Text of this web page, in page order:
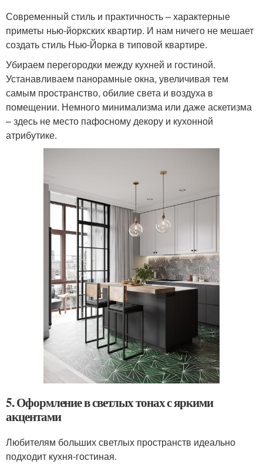
Современный стиль и практичность – характерные
приметы нью-йоркских квартир. И нам ничего не мешает
создать стиль Нью-Йорка в типовой квартире.
Убираем перегородки между кухней и гостиной.
Устанавливаем панорамные окна, увеличивая тем
самым пространство, обилие света и воздуха в
помещении. Немного минимализма или даже аскетизма
– здесь не место пафосному декору и кухонной
атрибутике.
5. Оформление в светлых тонах с яркими
акцентами
Любителям больших светлых пространств идеально
подходит кухня-гостиная.